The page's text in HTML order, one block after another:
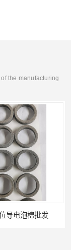
the manufacturing
胶橡垫定制